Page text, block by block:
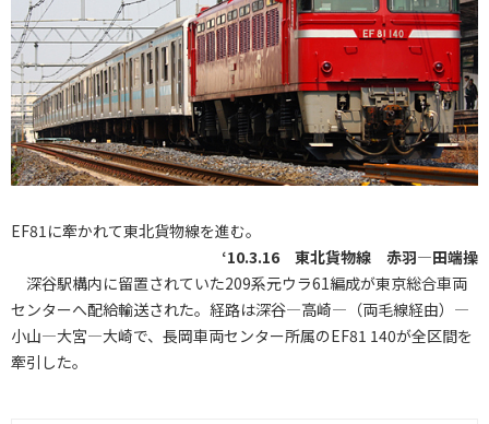
EF81に牽かれて東北貨物線を進む。
‘10.3.16 東北貨物線 赤羽―田端操
深谷駅構内に留置されていた209系元ウラ61編成が東京総合車両
センターへ配給輸送された。経路は深谷―高崎―（両毛線経由）―
小山―大宮―大崎で、長岡車両センター所属のEF81 140が全区間を
牽引した。